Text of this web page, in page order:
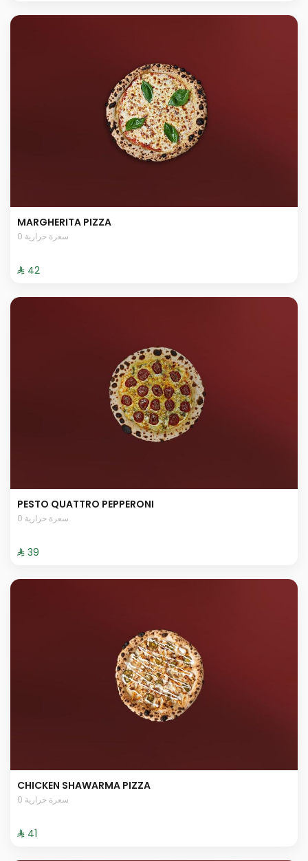
MARGHERITA PIZZA
0 سعرة حرارية
⁨⁦‪‬ 42⁩
PESTO QUATTRO PEPPERONI
0 سعرة حرارية
⁨⁦‪‬ 39⁩
CHICKEN SHAWARMA PIZZA
0 سعرة حرارية
⁨⁦‪‬ 41⁩